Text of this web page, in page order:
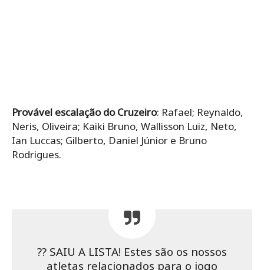
Provável escalação do Cruzeiro: Rafael; Reynaldo,
Neris, Oliveira; Kaiki Bruno, Wallisson Luiz, Neto,
Ian Luccas; Gilberto, Daniel Júnior e Bruno
Rodrigues.
?? SAIU A LISTA! Estes são os nossos
atletas relacionados para o jogo